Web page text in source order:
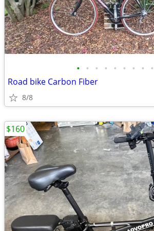
• • • • • • • • •
Road bike Carbon Fiber
8/8
$160